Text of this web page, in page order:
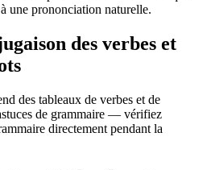
une prononciation naturelle.
des verbes et
des tableaux de verbes et de
de grammaire — vérifiez
directement pendant la